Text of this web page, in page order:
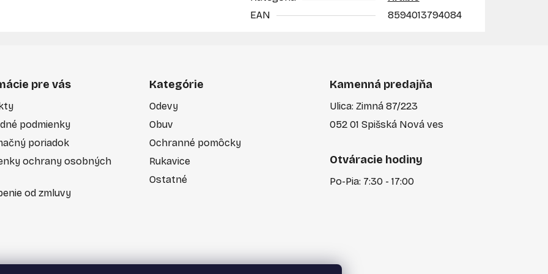
EAN
8594013794084
pre vás
podmienky
poriadok
ochrany osobných
od zmluvy
Kategórie
Odevy
Obuv
Ochranné pomôcky
Rukavice
Ostatné
Kamenná predajňa
Ulica: Zimná 87/223
052 01 Spišská Nová ves
Otváracie hodiny
Po-Pia: 7:30 - 17:00